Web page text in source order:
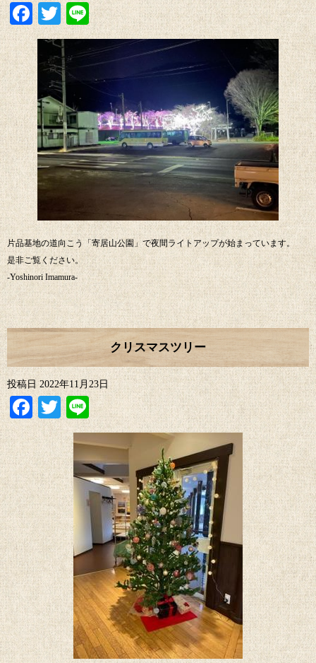
Facebook
Twitter
Line
片品基地の道向こう「寄居山公園」で夜間ライトアップが始まっています。
是非ご覧ください。
-Yoshinori Imamura-
クリスマスツリー
投稿日 2022年11月23日
Facebook
Twitter
Line